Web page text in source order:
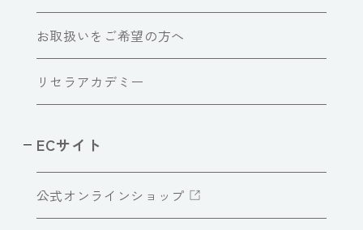
お取扱いをご希望の方へ
リセラアカデミー
ECサイト
公式オンラインショップ